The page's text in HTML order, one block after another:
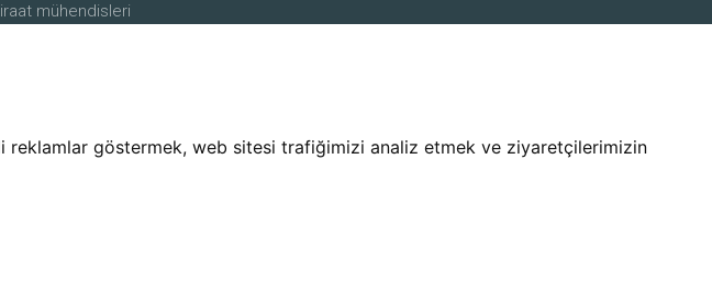
göstermek, web sitesi trafiğimizi analiz etmek ve ziyaretçilerimizin
mühendisleri